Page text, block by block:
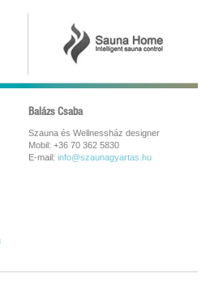
Balázs Csaba
Szauna és Wellnessház designer
Mobil: +36 70 362 5830
E-mail: info@szaunagyartas.hu